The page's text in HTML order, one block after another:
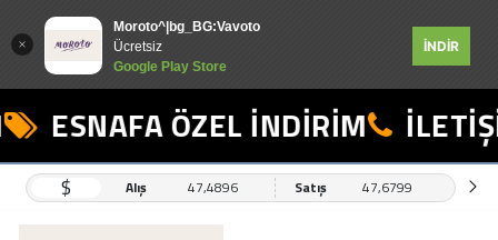
Moroto^|bg_BG:Vavoto
Ücretsiz
Google Play Store
İNDİR
ESNAFA ÖZEL İNDİRİM
$ Alış 47,4896 Satış 47,6799